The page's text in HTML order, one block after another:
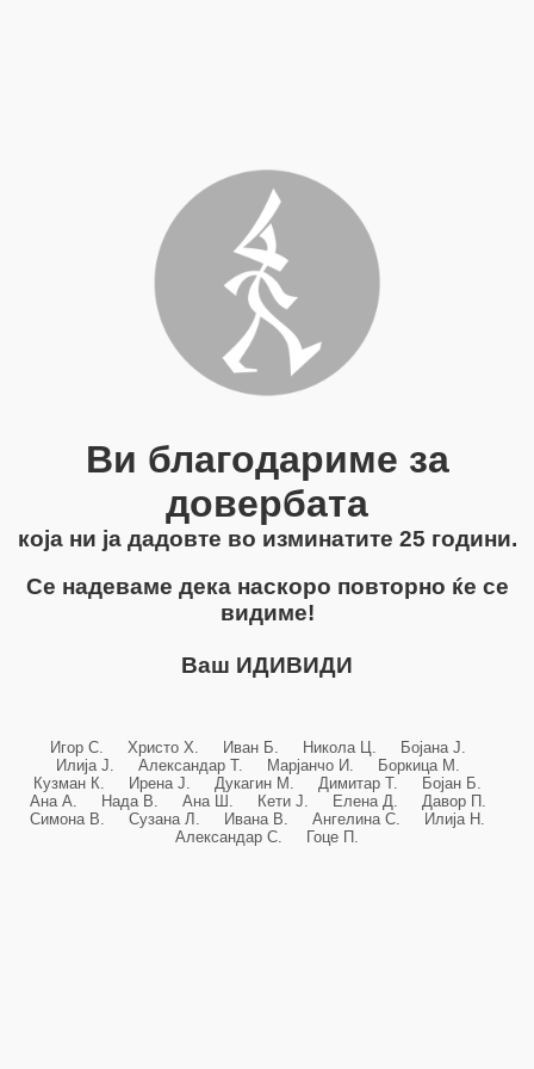
Ви благодариме за
довербата
која ни ја дадовте во изминатите 25 години.
Се надеваме дека наскоро повторно ќе се
видиме!
Ваш ИДИВИДИ
Игор С. Христо Х. Иван Б. Никола Ц. Бојана Ј.
Илија Ј. Александар Т. Марјанчо И. Боркица М.
Кузман К. Ирена Ј. Дукагин М. Димитар Т. Бојан Б.
Ана А. Нада В. Ана Ш. Кети Ј. Елена Д. Давор П.
Симона В. Сузана Л. Ивана В. Ангелина С. Илија Н.
Александар С. Гоце П.